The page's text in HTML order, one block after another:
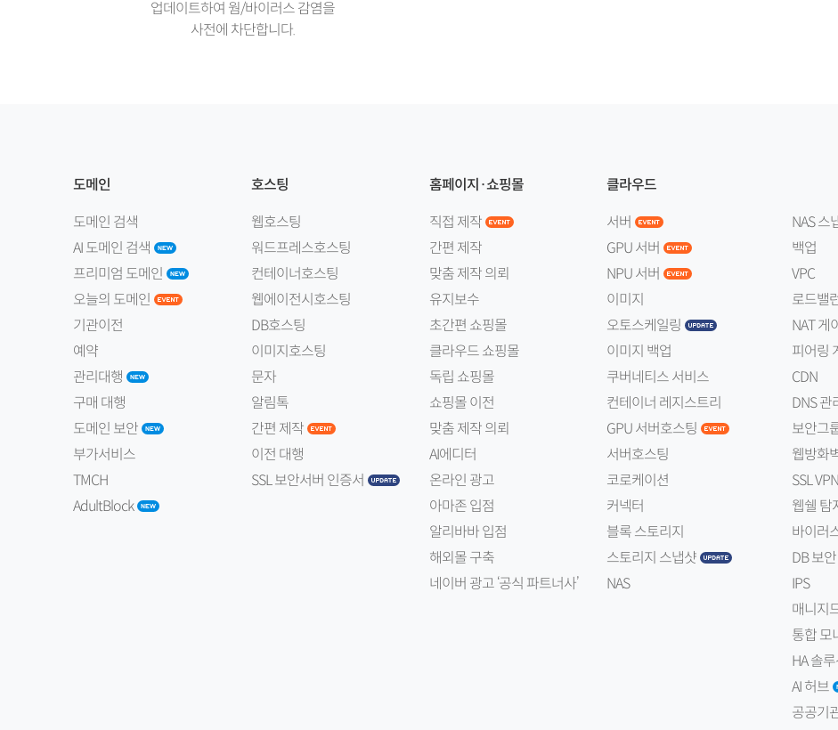
업데이트하여 웜/바이러스 감염을
사전에 차단합니다.
도메인
도메인 검색
AI 도메인 검색
프리미엄 도메인
오늘의 도메인
기관이전
예약
관리대행
구매 대행
도메인 보안
부가서비스
TMCH
AdultBlock
호스팅
웹호스팅
워드프레스호스팅
컨테이너호스팅
웹에이전시호스팅
DB호스팅
이미지호스팅
문자
알림톡
간편 제작
이전 대행
SSL 보안서버 인증서
홈페이지·쇼핑몰
직접 제작
간편 제작
맞춤 제작 의뢰
유지보수
초간편 쇼핑몰
클라우드 쇼핑몰
독립 쇼핑몰
쇼핑몰 이전
맞춤 제작 의뢰
AI에디터
온라인 광고
아마존 입점
알리바바 입점
해외몰 구축
네이버 광고 ‘공식 파트너사’
클라우드
서버
GPU 서버
NPU 서버
이미지
오토스케일링
이미지 백업
쿠버네티스 서비스
컨테이너 레지스트리
GPU 서버호스팅
서버호스팅
코로케이션
커넥터
블록 스토리지
스토리지 스냅샷
NAS
NAS 스
백업
VPC
로드밸
NAT 게
피어링
CDN
DNS 관
보안그
웹방화
SSL VPN
웹쉘 탐
바이러
DB 보안
IPS
매니지
통합 모
HA 솔
AI 허브
공공기